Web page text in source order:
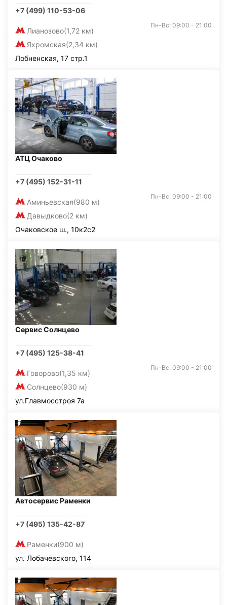
+7 (499) 110-53-06
Лианозово(1,72 км)
Яхромская(2,34 км)
Пн-Вс: 09:00 - 21:00
Лобненская, 17 стр.1
АТЦ Очаково
+7 (495) 152-31-11
Аминьевская(980 м)
Давыдково(2 км)
Пн-Вс: 09:00 - 21:00
Очаковское ш., 10к2с2
Сервис Солнцево
+7 (495) 125-38-41
Говорово(1,35 км)
Солнцево(930 м)
Пн-Вс: 09:00 - 21:00
ул.Главмосстроя 7а
Автосервис Раменки
+7 (495) 135-42-87
Раменки(900 м)
ул. Лобачевского, 114